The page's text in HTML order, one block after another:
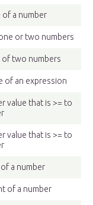
of a number
or two numbers
of two numbers
of an expression
value that is >= to
value that is >= to
a number
of a number